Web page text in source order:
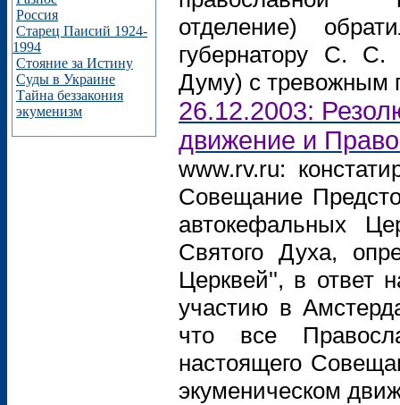
Россия
Старец Паисий 1924-
1994
Стояние за Истину
Суды в Украине
Тайна беззакония
экуменизм
отделение)
губернатору С. С.
Думу) с тревожным
26.12.2003:
движение и
www.rv.ru:
Совещание
автокефальных
Святого Духа,
Церквей'', в ответ
участию в
что все
настоящего
экуменическом